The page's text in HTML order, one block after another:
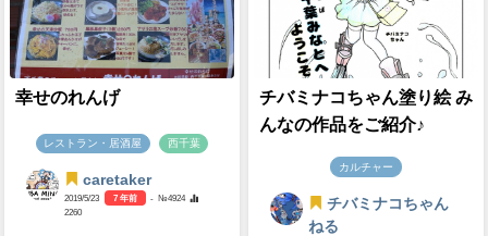
幸せのれんげ
レストラン・居酒屋 西千葉
caretaker
2019/5/23 7 年前
- №4924
2260
チバミナコちゃん塗り絵 み
んなの作品をご紹介♪
カルチャー
チバミナコちゃん
ねる